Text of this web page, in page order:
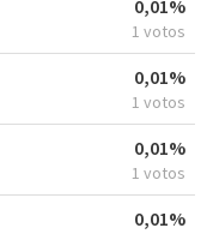
0,01%
1 votos
0,01%
1 votos
0,01%
1 votos
0,01%